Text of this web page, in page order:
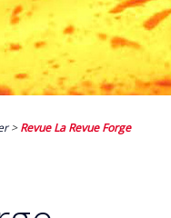
>Revue La Revue Forge